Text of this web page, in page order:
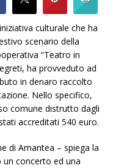
culturale che ha
scenario della
“Teatro in
ha provveduto ad
in denaro raccolto
Nello specifico,
comune distrutto dagli
accreditati 540 euro.
di Amantea – spiega la
concerto ed una